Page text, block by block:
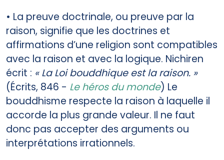
• La preuve doctrinale, ou preuve par la
raison, signifie que les doctrines et
affirmations d’une religion sont compatibles
avec la raison et avec la logique. Nichiren
écrit : « La Loi bouddhique est la raison. »
(Écrits, 846 - Le héros du monde) Le
bouddhisme respecte la raison à laquelle il
accorde la plus grande valeur. Il ne faut
donc pas accepter des arguments ou
interprétations irrationnels.